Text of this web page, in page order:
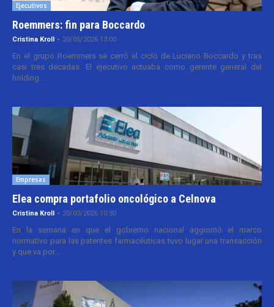
Ejecutivos
Roemmers: fin para Boccardo
Cristina Kroll - 20/05/2026 13:00
En el grupo Roemmers se cerró el ciclo de Luciano Boccardo y tras
casi tres décadas. El ejecutivo actuaba como gerente general del
holding...
Empresas
Elea compra portafolio oncológico a Celnova
Cristina Kroll - 20/03/2026 10:30
En la semana en que el gobierno nacional aggiornó el marco
normativo para las patentes farmacéuticas tuvo lugar una transacción
y que va por...